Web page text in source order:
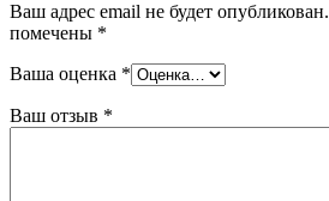
Ваш адрес email не будет опубликован.
помечены *
Ваша оценка *
Ваш отзыв *